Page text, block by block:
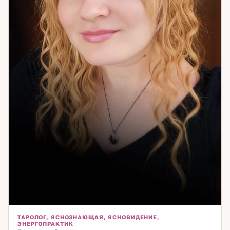
ТАРОЛОГ, ЯСНОЗНАЮЩАЯ, ЯСНОВИДЕНИЕ,
ЭНЕРГОПРАКТИК